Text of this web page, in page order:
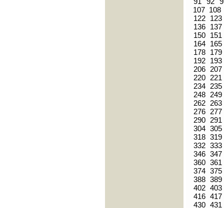
107 108
122
123
136
137
150
151
164
165
178
179
192
193
206 207
220
221
234
235
248
249
262
263
276
277
290
291
304 305
318 319
332 333
346 347
360 361
374 375
388 389
402 403
416 417
430 431